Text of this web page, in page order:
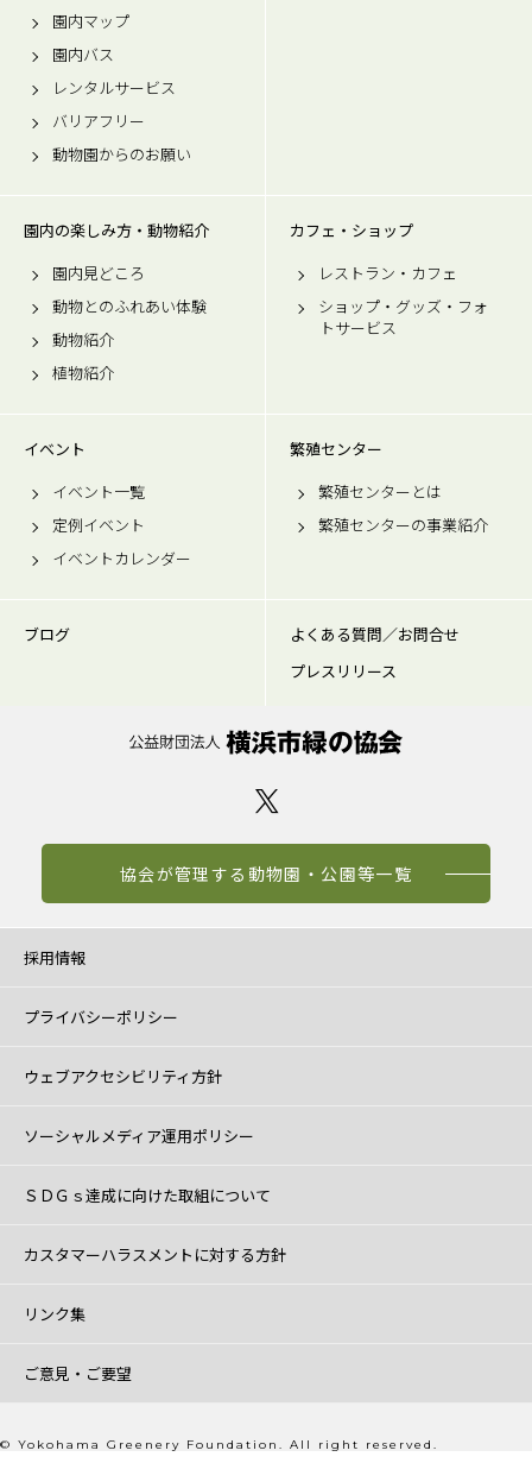
園内マップ
園内バス
レンタルサービス
バリアフリー
動物園からのお願い
園内の楽しみ方・動物紹介
園内見どころ
動物とのふれあい体験
動物紹介
植物紹介
カフェ・ショップ
レストラン・カフェ
ショップ・グッズ・フォ
トサービス
イベント
イベント一覧
定例イベント
イベントカレンダー
繁殖センター
繁殖センターとは
繁殖センターの事業紹介
ブログ
よくある質問／お問合せ
プレスリリース
協会が管理する動物園・公園等一覧
採用情報
プライバシーポリシー
ウェブアクセシビリティ方針
ソーシャルメディア運用ポリシー
ＳＤＧｓ達成に向けた取組について
カスタマーハラスメントに対する方針
リンク集
ご意見・ご要望
© Yokohama Greenery Foundation. All right reserved.